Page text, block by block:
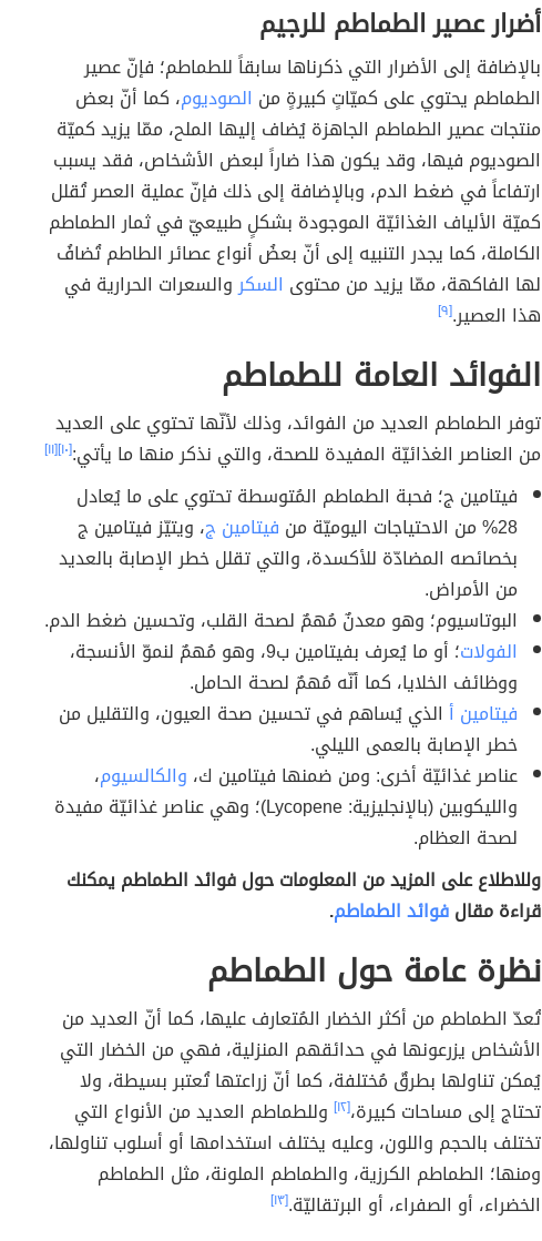
أضرار عصير الطماطم للرجيم
بالإضافة إلى الأضرار التي ذكرناها سابقاً للطماطم؛ فإنّ عصير
الطماطم يحتوي على كميّاتٍ كبيرةٍ من الصوديوم، كما أنّ بعض
منتجات عصير الطماطم الجاهزة يُضاف إليها الملح، ممّا يزيد كميّة
الصوديوم فيها، وقد يكون هذا ضاراً لبعض الأشخاص، فقد يسبب
ارتفاعاً في ضغط الدم، وبالإضافة إلى ذلك فإنّ عملية العصر تُقلل
كميّة الألياف الغذائيّة الموجودة بشكلٍ طبيعيّ في ثمار الطماطم
الكاملة، كما يجدر التنبيه إلى أنّ بعضُ أنواع عصائر الطاطم تُضافُ
لها الفاكهة، ممّا يزيد من محتوى السكروالسعرات الحرارية في
هذا العصير.[٩]
الفوائد العامة للطماطم
توفر الطماطم العديد من الفوائد، وذلك لأنّها تحتوي على العديد
من العناصر الغذائيّة المفيدة للصحة، والتي نذكر منها ما يأتي:[١٠] [١١]
فيتامين ج؛ فحبة الطماطم المُتوسطة تحتوي على ما يُعادل
28% من الاحتياجات اليوميّة من
فيتامين ج، ويتيّز فيتامين ج
بخصائصه المضادّة للأكسدة، والتي تقلل خطر الإصابة بالعديد
من الأمراض.
البوتاسيوم؛ وهو معدنٌ مُهمٌ لصحة القلب، وتحسين ضغط الدم.
الفولات
؛ أو ما يُعرف بفيتامين ب9، وهو مُهمٌ لنموّ الأنسجة،
ووظائف الخلايا، كما أنّه مُهمٌ لصحة الحامل.
فيتامين أ الذي يُساهم في تحسين صحة العيون، والتقليل من
خطر الإصابة بالعمى الليلي.
عناصر غذائيّة أخرى: ومن ضمنها فيتامين ك، والكالسيوم،
والليكوبين (بالإنجليزية: Lycopene)؛ وهي عناصر غذائيّة مفيدة
لصحة العظام.
وللاطلاع على المزيد من المعلومات حول فوائد الطماطم يمكنك
قراءة مقالفوائد الطماطم.
نظرة عامة حول الطماطم
تُعدّ الطماطم من أكثر الخضار المُتعارف عليها، كما أنّ العديد من
الأشخاص يزرعونها في حدائقهم المنزلية، فهي من الخضار التي
يُمكن تناولها بطرقٌ مُختلفة، كما أنّ زراعتها تُعتبر بسيطة، ولا
تحتاج إلى مساحات كبيرة،[١٢]
وللطماطم العديد من الأنواع التي
تختلف بالحجم واللون، وعليه يختلف استخدامها أو أسلوب تناولها،
ومنها؛ الطماطم الكرزية، والطماطم الملونة، مثل الطماطم
الخضراء، أو الصفراء، أو البرتقاليّة.[١٣]